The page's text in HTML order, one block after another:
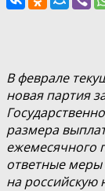
В феврале
новая партия
размера
ежемесячного
ответные меры
на российскую